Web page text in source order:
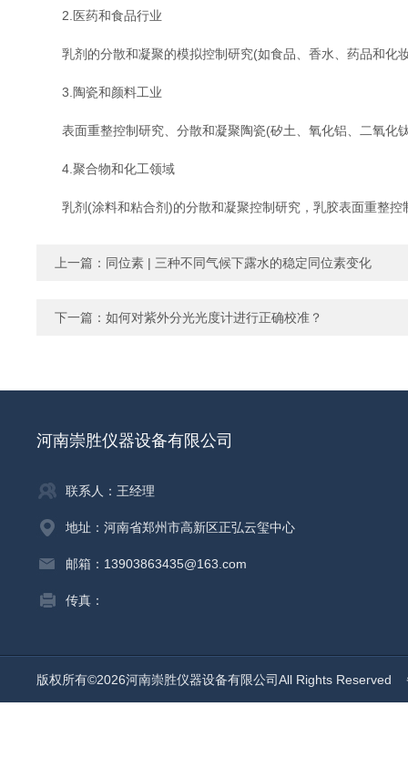
2.医药和食品行业
乳剂的分散和凝聚的模拟控制研究(如食品、香水、药品和化
3.陶瓷和颜料工业
表面重整控制研究、分散和凝聚陶瓷(矽土、氧化铝、二氧化
4.聚合物和化工领域
乳剂(涂料和粘合剂)的分散和凝聚控制研究，乳胶表面重整控
上一篇： 同位素 | 三种不同气候下露水的稳定同位素变化
下一篇： 如何对紫外分光光度计进行正确校准？
河南崇胜仪器设备有限公司
联系人：王经理
地址：河南省郑州市高新区正弘云玺中心
邮箱：13903863435@163.com
传真：
版权所有©2026河南崇胜仪器设备有限公司All Rights Reserved